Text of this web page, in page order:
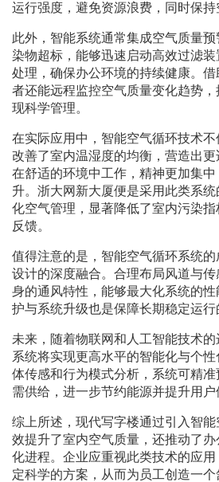
运行强度，避免资源浪费，同时保持
此外，智能系统通常集成空气质量
染物超标，能够迅速启动高效过滤
处理，确保办公环境的持续健康。
者还能远程监控空气质量变化趋势
现科学管理。
在实际应用中，智能空气循环技术
改善了室内温湿度的均衡，营造出
在舒适的环境中工作，精神更加集
升。浙大网新大厦便是采用此类系
化空气管理，显著降低了室内污染
反馈。
值得注意的是，智能空气循环系统
设计的深度融合。合理布局风道与
身的通风特性，能够最大化系统的
护与系统升级也是保障长期稳定运行
未来，随着物联网和人工智能技术
系统将实现更高水平的智能化与个
体传感和行为模式分析，系统可精
需供给，进一步节约能源并提升用户
综上所述，现代写字楼通过引入智
效提升了室内空气质量，还推动了
化进程。企业应重视此类技术的应用
定科学的方案，从而为员工创造一